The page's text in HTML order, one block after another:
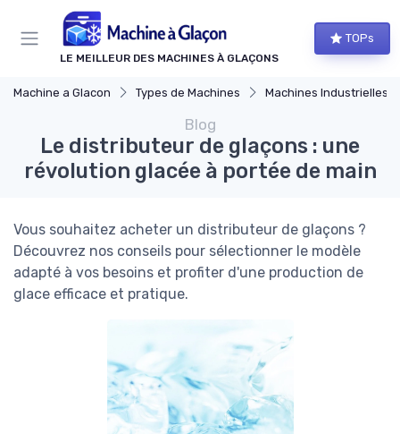
LE MEILLEUR DES MACHINES À GLAÇONS
TOPs
Machine a Glacon Types de Machines Machines Industrielles
Blog
Le distributeur de glaçons : une
révolution glacée à portée de main
Vous souhaitez acheter un distributeur de glaçons ?
Découvrez nos conseils pour sélectionner le modèle
adapté à vos besoins et profiter d'une production de
glace efficace et pratique.
Panneau de gestion des cookies